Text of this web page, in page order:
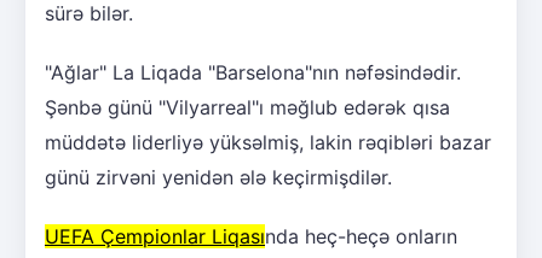
sürə bilər.
"Ağlar" La Liqada "Barselona"nın nəfəsindədir.
Şənbə günü "Vilyarreal"ı məğlub edərək qısa
müddətə liderliyə yüksəlmiş, lakin rəqibləri bazar
günü zirvəni yenidən ələ keçirmişdilər.
UEFA Çempionlar Liqasında heç-heçə onların